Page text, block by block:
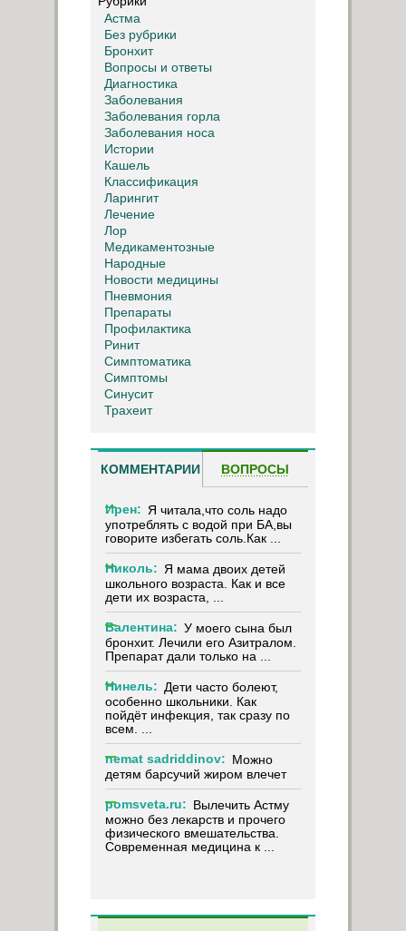
Астма
Без рубрики
Бронхит
Вопросы и ответы
Диагностика
Заболевания
Заболевания горла
Заболевания носа
Истории
Кашель
Классификация
Ларингит
Лечение
Лор
Медикаментозные
Народные
Новости медицины
Пневмония
Препараты
Профилактика
Ринит
Симптоматика
Симптомы
Синусит
Трахеит
КОММЕНТАРИИ ВОПРОСЫ
Ирен: Я читала,что соль надо
употреблять с водой при БА,вы
говорите избегать соль.Как ...
Николь: Я мама двоих детей
школьного возраста. Как и все
дети их возраста, ...
Валентина: У моего сына был
бронхит. Лечили его Азитралом.
Препарат дали только на ...
Нинель: Дети часто болеют,
особенно школьники. Как
пойдёт инфекция, так сразу по
всем. ...
nemat sadriddinov: Можно
детям барсучий жиром влечет
pomsveta.ru: Вылечить Астму
можно без лекарств и прочего
физического вмешательства.
Современная медицина к ...